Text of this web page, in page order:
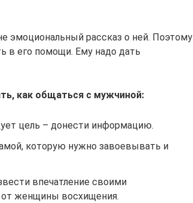
эмоциональный рассказ о ней. Поэтому
в его помощи. Ему надо дать
как общаться с мужчиной:
цель – донести информацию.
которую нужно завоевывать и
впечатление своими
женщины восхищения.